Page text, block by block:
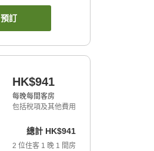
預訂
HK$941
每晚每間客房
包括稅項及其他費用
總計 HK$941
2 位住客 1 晚 1 間房